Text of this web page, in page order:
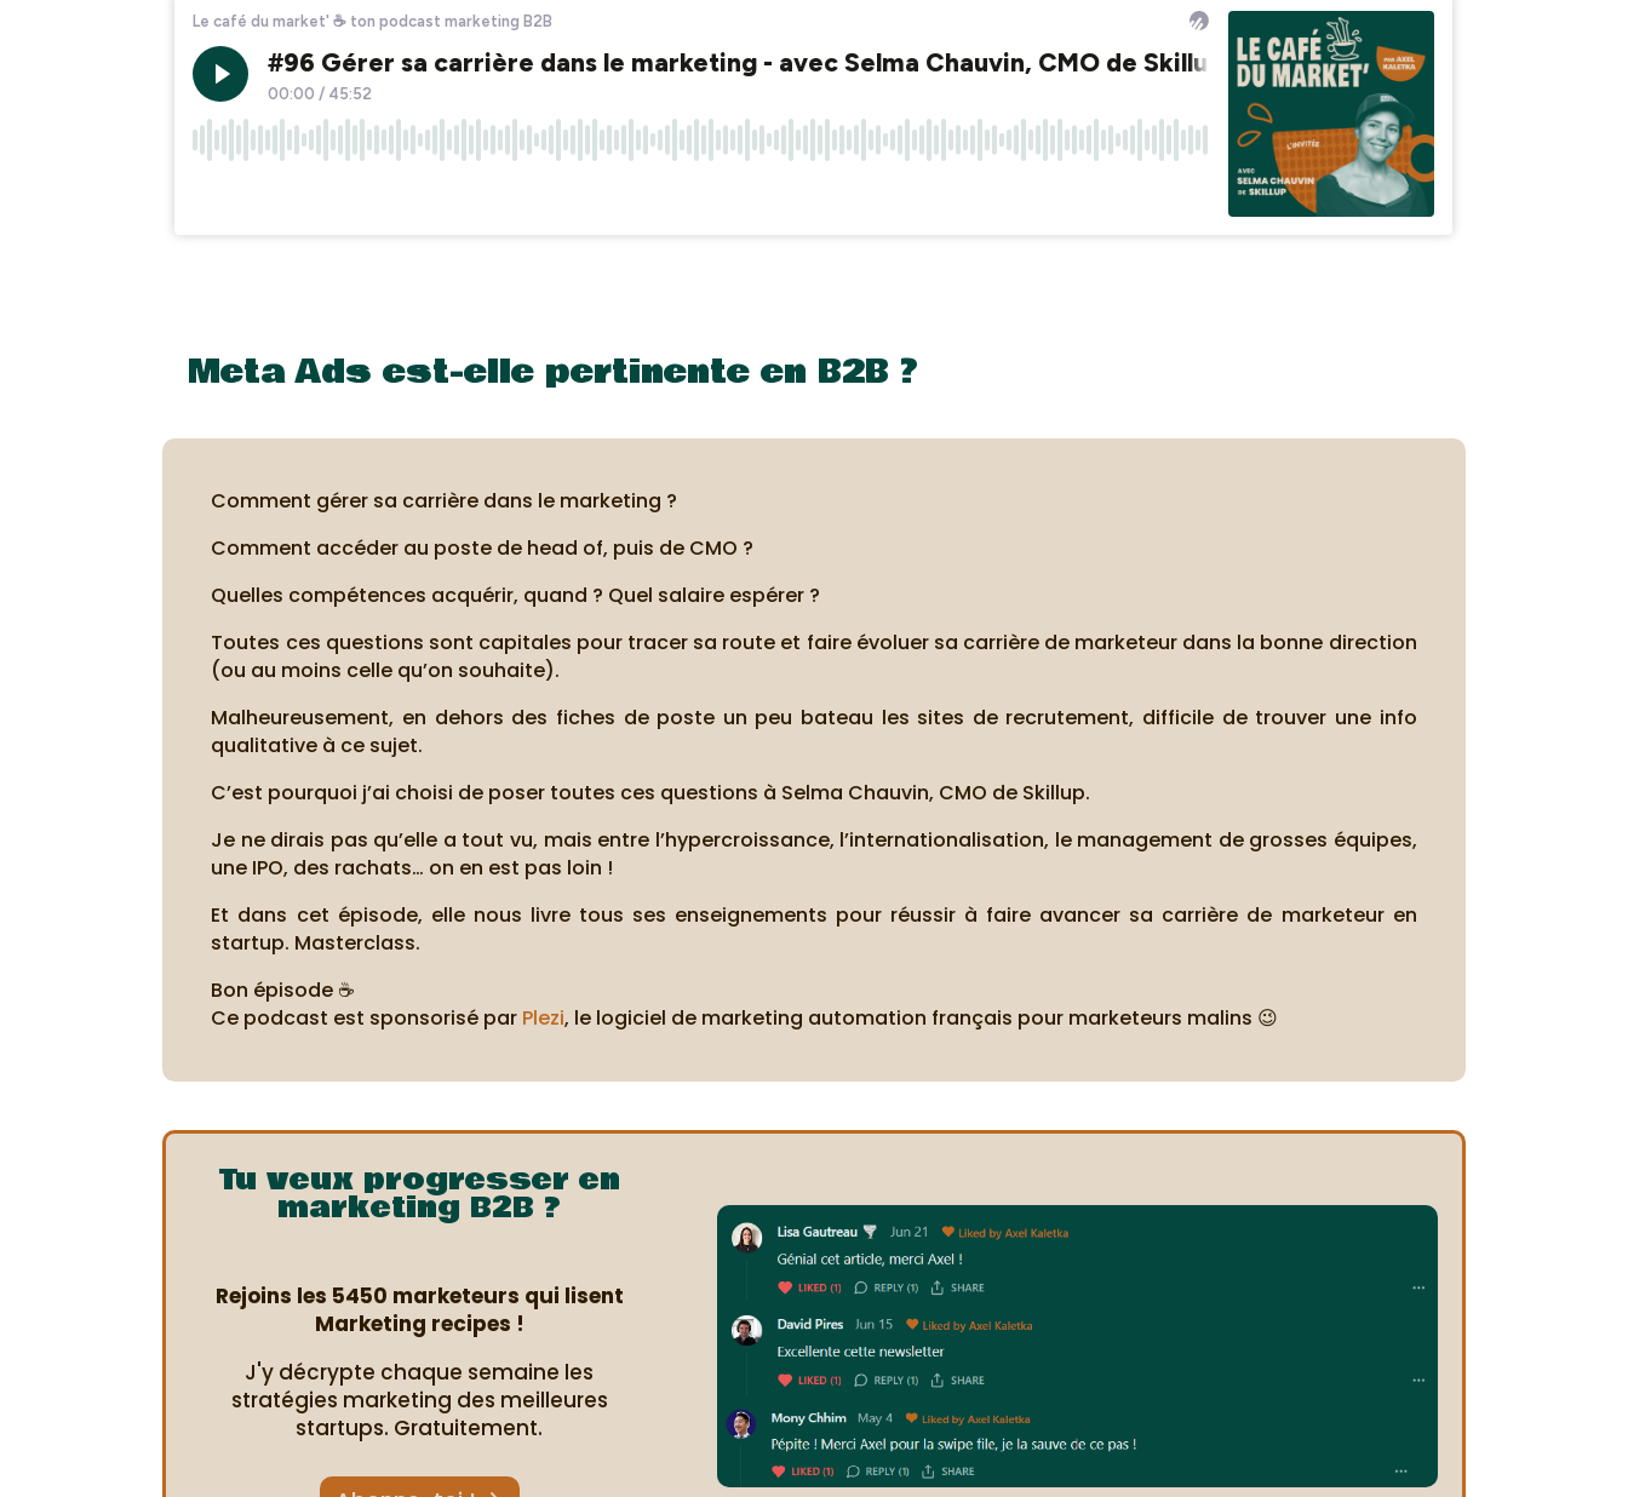
Meta Ads est-elle pertinente en B2B ?
Comment gérer sa carrière dans le marketing ?
Comment accéder au poste de head of, puis de CMO ?
Quelles compétences acquérir, quand ? Quel salaire espérer ?
Toutes ces questions sont capitales pour tracer sa route et faire évoluer sa carrière de marketeur dans la bonne direction
(ou au moins celle qu’on souhaite).
Malheureusement, en dehors des fiches de poste un peu bateau les sites de recrutement, difficile de trouver une info
qualitative à ce sujet.
C’est pourquoi j’ai choisi de poser toutes ces questions à Selma Chauvin, CMO de Skillup.
Je ne dirais pas qu’elle a tout vu, mais entre l’hypercroissance, l’internationalisation, le management de grosses équipes,
une IPO, des rachats… on en est pas loin !
Et dans cet épisode, elle nous livre tous ses enseignements pour réussir à faire avancer sa carrière de marketeur en
startup. Masterclass.
Bon épisode ☕
Ce podcast est sponsorisé par Plezi, le logiciel de marketing automation français pour marketeurs malins 😉
Tu veux progresser en
marketing B2B ?
Rejoins les 5450 marketeurs qui lisent
Marketing recipes !
J'y décrypte chaque semaine les
stratégies marketing des meilleures
startups. Gratuitement.